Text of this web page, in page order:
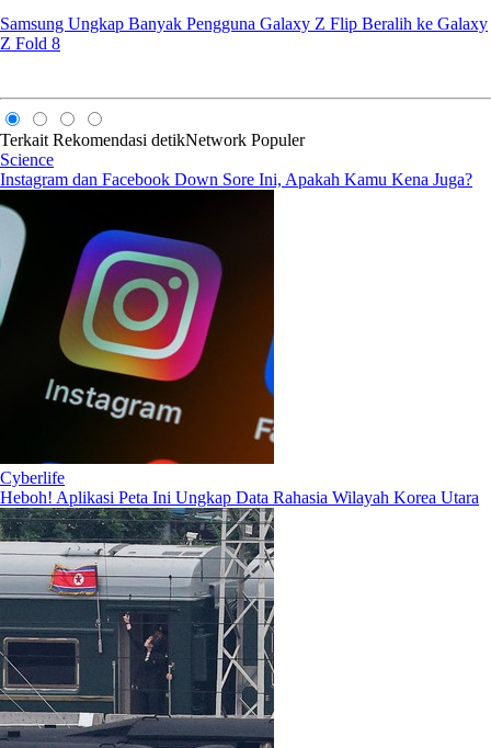
Samsung Ungkap Banyak Pengguna Galaxy Z Flip Beralih ke Galaxy
Z Fold 8
Terkait Rekomendasi detikNetwork Populer
Science
Instagram dan Facebook Down Sore Ini, Apakah Kamu Kena Juga?
Cyberlife
Heboh! Aplikasi Peta Ini Ungkap Data Rahasia Wilayah Korea Utara